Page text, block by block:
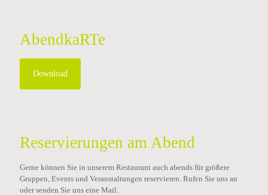
AbendkaRTe
Download
Reservierungen am Abend
Gerne können Sie in unserem Restaurant auch abends für größere
Gruppen, Events und Veranstaltungen reservieren. Rufen Sie uns an
oder senden Sie uns eine Mail.